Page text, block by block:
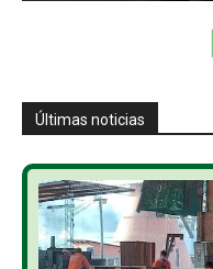
Últimas noticias